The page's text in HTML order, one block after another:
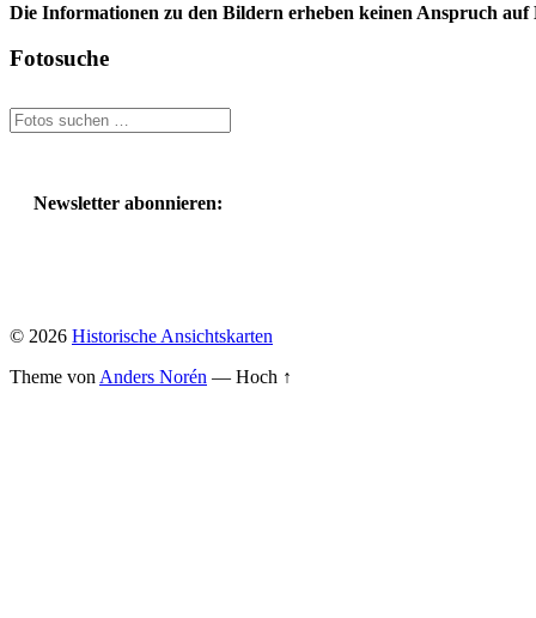
Die Informationen zu den Bildern erheben keinen Anspruch
Fotosuche
Suchen
Newsletter abonnieren:
© 2026 Historische Ansichtskarten
Theme von Anders Norén — Hoch ↑